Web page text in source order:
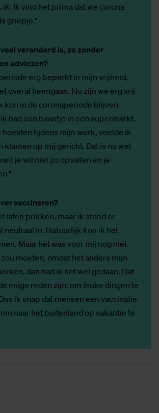
Ik vind het prima dat we corona
griepje.”
veranderd is, zo zonder
adviezen?
erg beperkt in mijn vrijheid,
overal heengaan. Nu zijn we erg vrij
kon in de coronaperiode blijven
had een baantje in een supermarkt.
hoesten tijdens mijn werk, voelde ik
klanten op mij gericht. Dat is nu wel
je wil niet zo opvallen en je
vaccineren?
laten prikken, maar ik stond er
neutraal in. Natuurlijk kon ik het
Maar het was voor mij nog niet
moeten, omdat het anders mijn
dan had ik het wel gedaan. Dat
enige reden zijn: om leuke dingen te
ik snap dat mensen een vaccinatie
naar het buitenland op vakantie te